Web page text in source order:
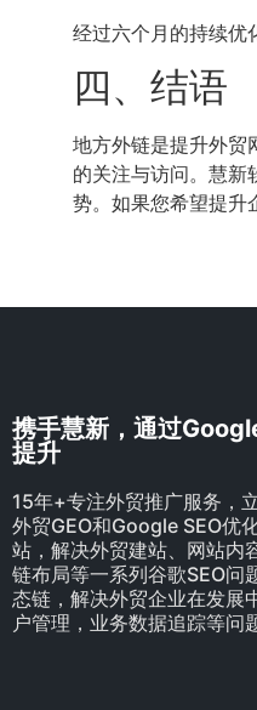
经过六个月的持续优
四、结语
地方外链是提升外贸
的关注与访问。慧新
势。如果您希望提升
携手慧新，通过
提升
15年+专注外贸推广服务，
外贸GEO和Google SEO优
站，解决外贸建站、网站内
链布局等一系列谷歌SEO问
态链，解决外贸企业在发展
户管理，业务数据追踪等问